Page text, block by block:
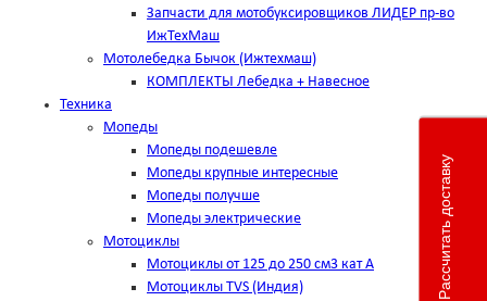
Запчасти для мотобуксировщиков ЛИДЕР пр-во
ИжТехМаш
Мотолебедка Бычок (Ижтехмаш)
КОМПЛЕКТЫ Лебедка + Навесное
Техника
Мопеды
Мопеды подешевле
Мопеды крупные интересные
Мопеды получше
Мопеды электрические
Мотоциклы
Мотоциклы от 125 до 250 см3 кат А
Мотоциклы TVS (Индия)
Рассчитать доставку